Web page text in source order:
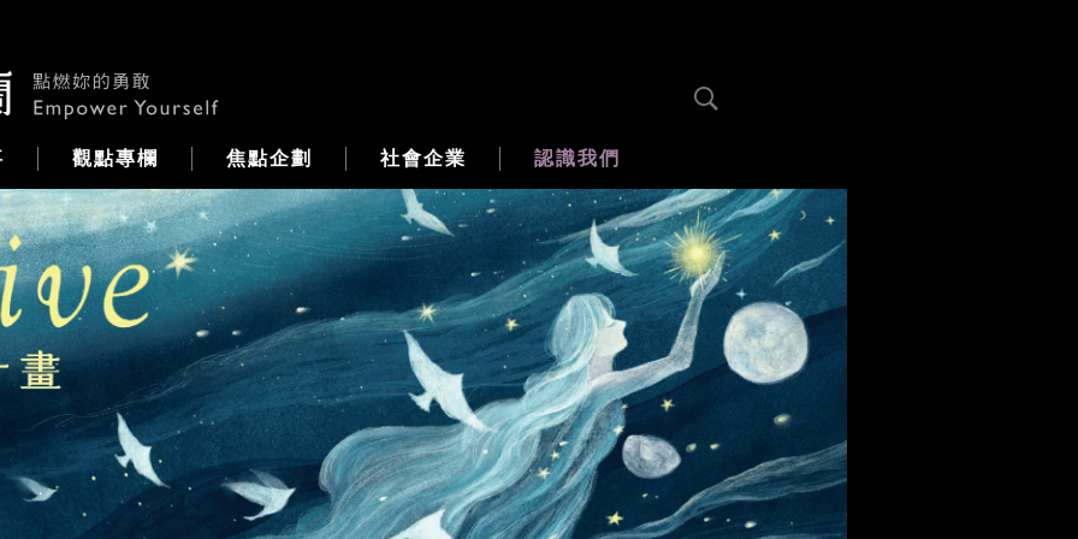
觀點專欄 焦點企劃 社會企業 認識我們